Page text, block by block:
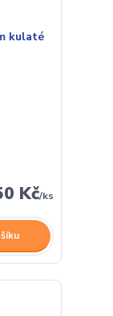
Kč/ks